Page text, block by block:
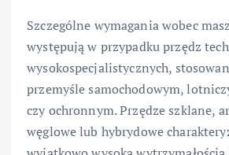
Szczególne wymagania wobec
występują w przypadku przędz
wysokospecjalistycznych,
przemyśle samochodowym,
czy ochronnym. Przędze szklane,
węglowe lub hybrydowe